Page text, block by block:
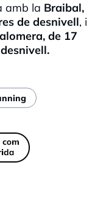
amb la Braibal,
de desnivell, i
de 17